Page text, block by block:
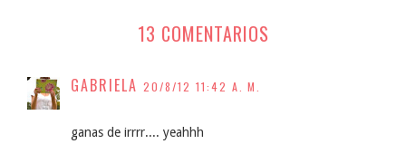
13 COMENTARIOS
GABRIELA 20/8/12 11:42 A. M.
ganas de irrrr.... yeahhh